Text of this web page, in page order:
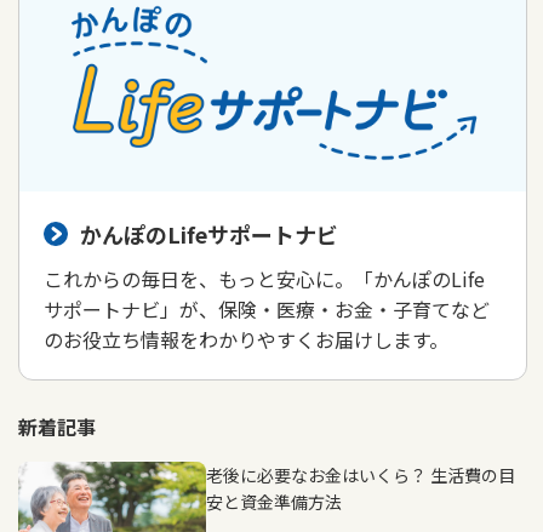
かんぽのLifeサポートナビ
これからの毎日を、もっと安心に。「かんぽのLife
サポートナビ」が、保険・医療・お金・子育てなど
のお役立ち情報をわかりやすくお届けします。
新着記事
老後に必要なお金はいくら？ 生活費の目
安と資金準備方法